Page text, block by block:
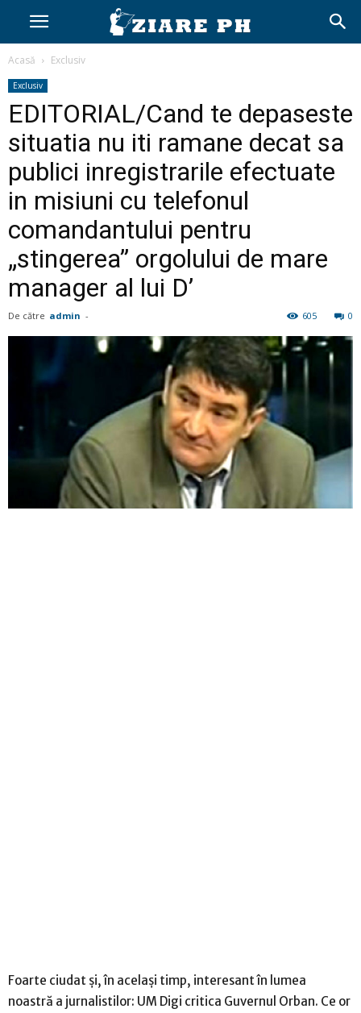
Acasă Exclusiv
Exclusiv
EDITORIAL/Cand te depaseste
situatia nu iti ramane decat sa
publici inregistrarile efectuate
in misiuni cu telefonul
comandantului pentru
„stingerea” orgolului de mare
manager al lui D’
De către admin - 0
605
Foarte ciudat și, în același timp, interesant în lumea
noastră a jurnalistilor: UM Digi critica Guvernul Orban. Ce or